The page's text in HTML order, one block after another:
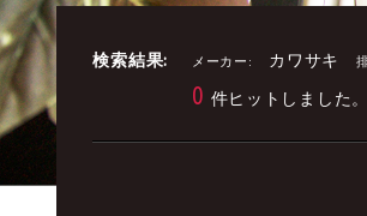
検索結果: メーカー: カワサキ
0 件ヒットしました。